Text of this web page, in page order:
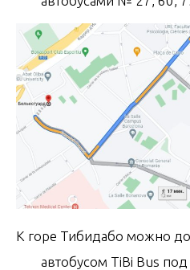
К горе Тибидабо можно
автобусом TiBi Bus